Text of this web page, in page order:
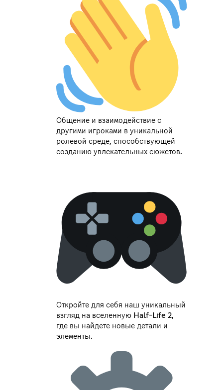
Общение и взаимодействие с
другими игроками в уникальной
ролевой среде, способствующей
созданию увлекательных сюжетов.
Откройте для себя наш уникальный
взгляд на вселенную Half-Life 2,
где вы найдете новые детали и
элементы.